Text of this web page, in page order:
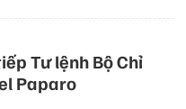
Tư lệnh Bộ Chỉ
Paparo